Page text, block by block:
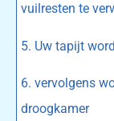
vuilresten te
5. Uw tapijt
6. vervolgens
droogkamer